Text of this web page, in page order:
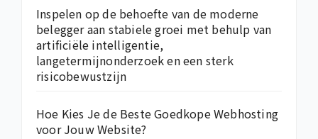
Inspelen op de behoefte van de moderne
belegger aan stabiele groei met behulp van
artificiële intelligentie,
langetermijnonderzoek en een sterk
risicobewustzijn
Hoe Kies Je de Beste Goedkope Webhosting
voor Jouw Website?